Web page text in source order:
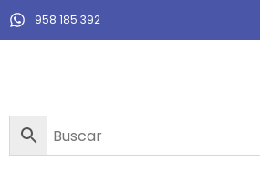
958 185 392